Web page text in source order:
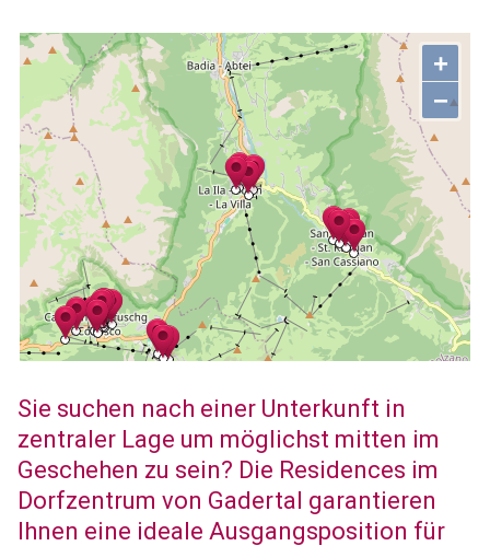
+
−
Sie suchen nach einer Unterkunft in
zentraler Lage um möglichst mitten im
Geschehen zu sein? Die Residences im
Dorfzentrum von Gadertal garantieren
Ihnen eine ideale Ausgangsposition für